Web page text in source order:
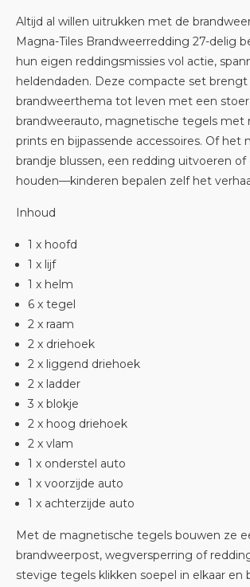
Altijd al willen uitrukken met de
Magna-Tiles Brandweerredding 27-delig
hun eigen reddingsmissies vol actie,
heldendaden. Deze compacte set
brandweerthema tot leven met een
brandweerauto, magnetische tegels met
prints en bijpassende accessoires. Of het
brandje blussen, een redding uitvoeren of
houden—kinderen bepalen zelf het
Inhoud
1 x hoofd
1 x lijf
1 x helm
6 x tegel
2 x raam
2 x driehoek
2 x liggend driehoek
2 x ladder
3 x blokje
2 x hoog driehoek
2 x vlam
1 x onderstel auto
1 x voorzijde auto
1 x achterzijde auto
Met de magnetische tegels bouwen ze
brandweerpost, wegversperring of
stevige tegels klikken soepel in elkaar en